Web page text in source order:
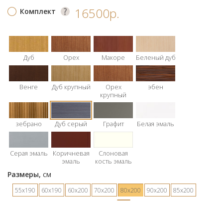
Комплект 16500р.
Дуб Орех Макоре Беленый дуб
Венге Дуб крупный
Орех
крупный
эбен
зебрано Дуб серый Графит Белая эмаль
Серая эмаль
Коричневая
эмаль
Слоновая
кость эмаль
Размеры, см
55х190 60х190 60х200 70х200 80х200 90х200
85х200